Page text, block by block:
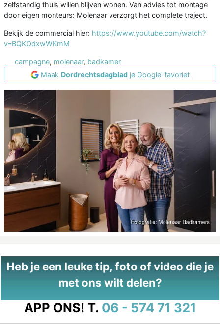
zelfstandig thuis willen blijven wonen. Van advies tot montage
door eigen monteurs: Molenaar verzorgt het complete traject.
Bekijk de commercial hier: https://www.youtube.com/watch?
v=BQKOdxwWKmM
campagne, molenaar, badkamer
Maak Dordrechtsdagbladje Google-favoriet
Heb je een leuke tip, foto of video die je
met ons wilt delen?
APP ONS! T. 06 - 574 71 321